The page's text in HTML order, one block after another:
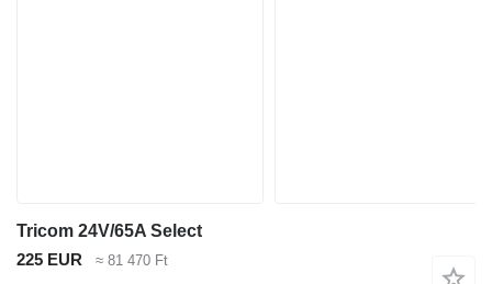
Tricom 24V/65A Select
225 EUR
≈ 81 470 Ft